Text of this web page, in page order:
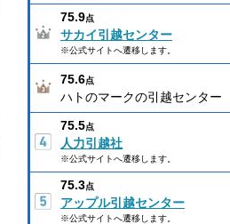
75.9点
サカイ引越センター
※公式サイトへ遷移します。
75.6点
ハトのマークの引越センター
75.5点
人力引越社
※公式サイトへ遷移します。
75.3点
アップル引越センター
※公式サイトへ遷移します。